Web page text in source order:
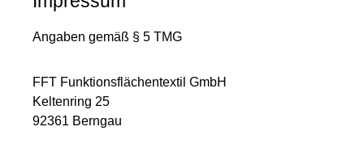
Angaben gemäß § 5 TMG
FFT Funktionsflächentextil GmbH
Keltenring 25
92361 Berngau